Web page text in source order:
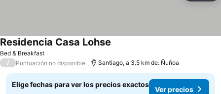
Bed & Breakfast
Residencia Casa Lohse
/ Puntuación no disponible Santiago, a 3.5 km de: Ñuñoa
Elige fechas para ver los precios exactos
Ver precios